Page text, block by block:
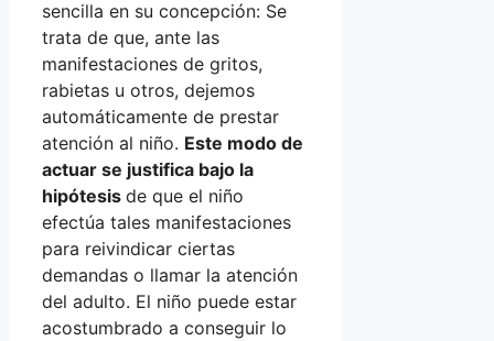
sencilla en su concepción: Se
trata de que, ante las
manifestaciones de gritos,
rabietas u otros, dejemos
automáticamente de prestar
atención al niño. Este modo de
actuar se justifica bajo la
hipótesis de que el niño
efectúa tales manifestaciones
para reivindicar ciertas
demandas o llamar la atención
del adulto. El niño puede estar
acostumbrado a conseguir lo